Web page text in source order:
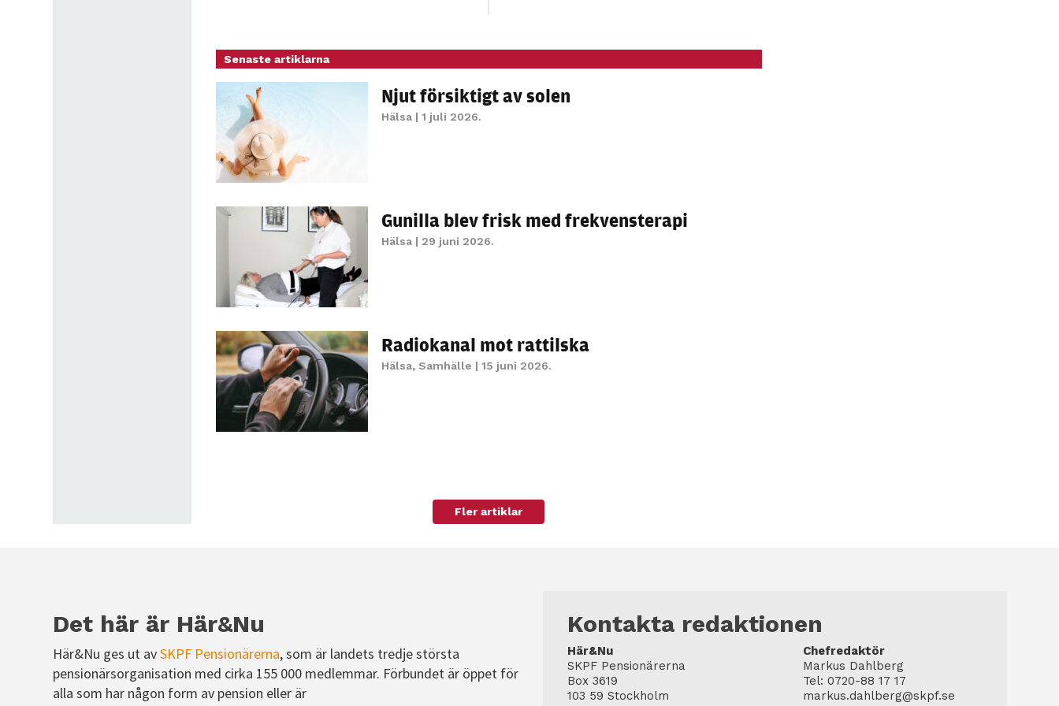
Senaste artiklarna
Njut försiktigt av solen
Hälsa| 1 juli 2026.
Gunilla blev frisk med frekvensterapi
Hälsa| 29 juni 2026.
Radiokanal mot rattilska
Hälsa, Samhälle | 15 juni 2026.
Fler artiklar
Det här är Här&Nu
Här&Nu ges ut avSKPF Pensionärerna, som är landets tredje största
pensionärsorganisation med cirka 155 000 medlemmar. Förbundet är öppet för
alla som har någon form av pension eller är
Kontakta redaktionen
Här&Nu
SKPF Pensionärerna
Box 3619
103 59 Stockholm
Chefredaktör
Markus Dahlberg
Tel: 0720-88 17 17
markus.dahlberg@skpf.se
och erbjudanden.